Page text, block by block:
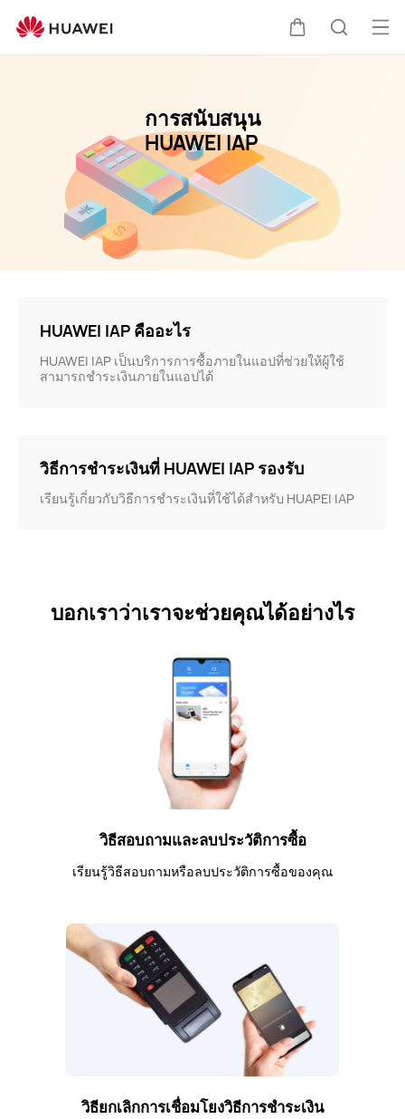
สนับสนุน
เปิด
การสนับสนุน
HUAWEI IAP
HUAWEI IAP คืออะไร
HUAWEI IAP เป็นบริการการซื้อภายในแอปที่ช่วยให้ผู้ใช้
สามารถชำระเงินภายในแอปได้
วิธีการชำระเงินที่ HUAWEI IAP รองรับ
เรียนรู้เกี่ยวกับวิธีการชำระเงินที่ใช้ได้สำหรับ HUAPEI IAP
บอกเราว่าเราจะช่วยคุณได้อย่างไร
วิธีสอบถามและลบประวัติการซื้อ
เรียนรู้วิธีสอบถามหรือลบประวัติการซื้อของคุณ
วิธียกเลิกการเชื่อมโยงวิธีการชำระเงิน